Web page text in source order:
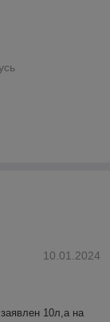
10.01.2024
10л,а на